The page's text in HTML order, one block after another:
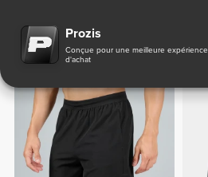
Prozis
Conçue pour une meilleure expérience
d'achat
Bas